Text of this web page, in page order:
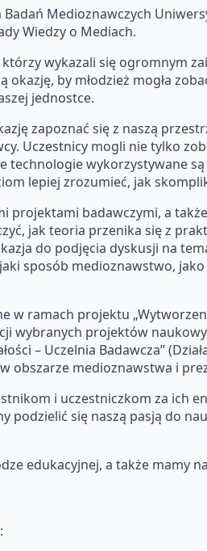
Medioznawczych
Wiedzy o Mediach.
którzy wykazali się ogromnym
okazję, by młodzież mogła
jednostce.
zapoznać się z naszą
Uczestnicy mogli nie tylko
technologie wykorzystywane
lepiej zrozumieć, jak
projektami badawczymi, a
jak teoria przenika się z
do podjęcia dyskusji na
sposób medioznawstwo,
w ramach projektu
wybranych projektów
– Uczelnia Badawcza”
obszarze medioznawstwa i
i uczestniczkom za ich
podzielić się naszą pasją do
edukacyjnej, a także mamy